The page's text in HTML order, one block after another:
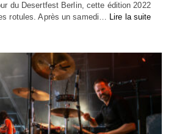
du Desertfest Berlin, cette édition 2022
rotules. Après un samedi… Lire la suite